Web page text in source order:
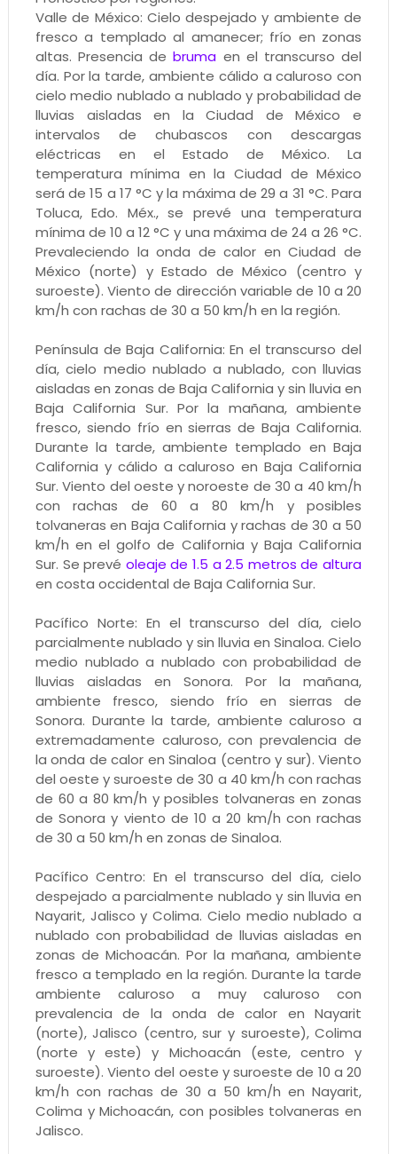
Valle de México: Cielo despejado y ambiente de
fresco a templado al amanecer; frío en zonas
altas. Presencia debruma en el transcurso del
día. Por la tarde, ambiente cálido a caluroso con
cielo medio nublado a nublado y probabilidad de
lluvias aisladas en la Ciudad de México e
intervalos de chubascos con descargas
eléctricas en el Estado de México. La
temperatura mínima en la Ciudad de México
será de 15 a 17 °C y la máxima de 29 a 31 °C. Para
Toluca, Edo. Méx., se prevé una temperatura
mínima de 10 a 12 °C y una máxima de 24 a 26 °C.
Prevaleciendo la onda de calor en Ciudad de
México (norte) y Estado de México (centro y
suroeste). Viento de dirección variable de 10 a 20
km/h con rachas de 30 a 50 km/h en la región.
Península de Baja California: En el transcurso del
día, cielo medio nublado a nublado, con lluvias
aisladas en zonas de Baja California y sin lluvia en
Baja California Sur. Por la mañana, ambiente
fresco, siendo frío en sierras de Baja California.
Durante la tarde, ambiente templado en Baja
California y cálido a caluroso en Baja California
Sur. Viento del oeste y noroeste de 30 a 40 km/h
con rachas de 60 a 80 km/h y posibles
tolvaneras en Baja California y rachas de 30 a 50
km/h en el golfo de California y Baja California
Sur. Se prevé oleaje de 1.5 a 2.5 metros de altura
en costa occidental de Baja California Sur.
Pacífico Norte: En el transcurso del día, cielo
parcialmente nublado y sin lluvia en Sinaloa. Cielo
medio nublado a nublado con probabilidad de
lluvias aisladas en Sonora. Por la mañana,
ambiente fresco, siendo frío en sierras de
Sonora. Durante la tarde, ambiente caluroso a
extremadamente caluroso, con prevalencia de
la onda de calor en Sinaloa (centro y sur). Viento
del oeste y suroeste de 30 a 40 km/h con rachas
de 60 a 80 km/h y posibles tolvaneras en zonas
de Sonora y viento de 10 a 20 km/h con rachas
de 30 a 50 km/h en zonas de Sinaloa.
Pacífico Centro: En el transcurso del día, cielo
despejado a parcialmente nublado y sin lluvia en
Nayarit, Jalisco y Colima. Cielo medio nublado a
nublado con probabilidad de lluvias aisladas en
zonas de Michoacán. Por la mañana, ambiente
fresco a templado en la región. Durante la tarde
ambiente caluroso a muy caluroso con
prevalencia de la onda de calor en Nayarit
(norte), Jalisco (centro, sur y suroeste), Colima
(norte y este) y Michoacán (este, centro y
suroeste). Viento del oeste y suroeste de 10 a 20
km/h con rachas de 30 a 50 km/h en Nayarit,
Colima y Michoacán, con posibles tolvaneras en
Jalisco.